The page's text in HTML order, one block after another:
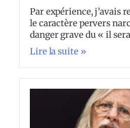
Par expérience, j’avais
le caractère pervers
danger grave du « il
Lire la suite »